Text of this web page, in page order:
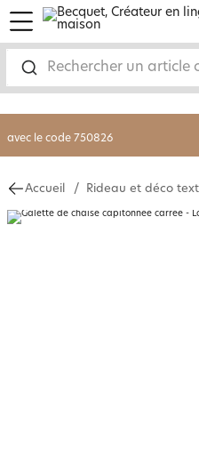
Rechercher un article
menu
-30% sur votre commandedès 2
livraison GRATUITEdès 110€
avec le code 750826
Accueil Rideau et déco